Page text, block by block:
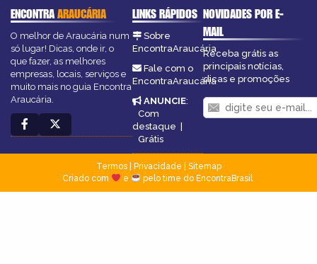
ENCONTRAARAUCÁRIA
O melhor de Araucária num
só lugar! Dicas, onde ir, o
que fazer, as melhores
empresas, locais, serviços e
muito mais no guia Encontra
Araucária.
LINKS RÁPIDOS
Sobre
EncontraAraucária
Fale com o
EncontraAraucária
ANUNCIE:
Com
destaque |
Grátis
NOVIDADES POR E-
MAIL
Receba grátis as
principais notícias,
dicas e promoções
Termos| Privacidade
Sitemap
Criado com
e pelo time do EncontraBrasil